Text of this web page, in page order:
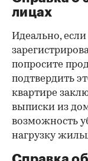
лицах
Идеально,
попросите
подтвердить
квартире
выписки из
возможность
нагрузку